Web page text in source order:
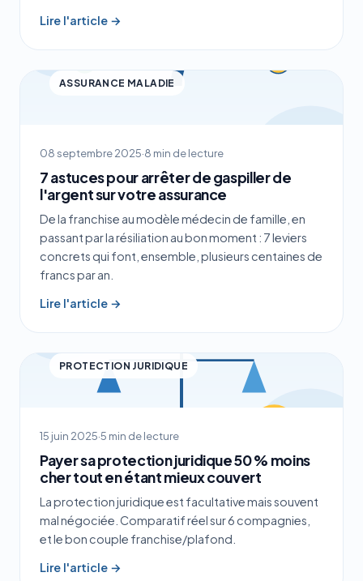
Lire l'article →
ASSURANCE MALADIE
08 septembre 2025·8 min de lecture
7 astuces pour arrêter de gaspiller de
l'argent sur votre assurance
De la franchise au modèle médecin de famille, en
passant par la résiliation au bon moment : 7 leviers
concrets qui font, ensemble, plusieurs centaines de
francs par an.
Lire l'article →
PROTECTION JURIDIQUE
15 juin 2025·5 min de lecture
Payer sa protection juridique 50 % moins
cher tout en étant mieux couvert
La protection juridique est facultative mais souvent
mal négociée. Comparatif réel sur 6 compagnies,
et le bon couple franchise/plafond.
Lire l'article →